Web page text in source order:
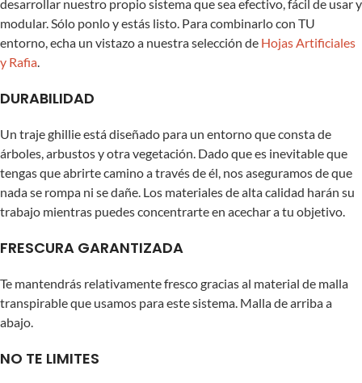
desarrollar nuestro propio sistema que sea efectivo, fácil de usar y
modular. Sólo ponlo y estás listo. Para combinarlo con TU
entorno, echa un vistazo a nuestra selección de Hojas Artificiales
y Rafia.
DURABILIDAD
Un traje ghillie está diseñado para un entorno que consta de
árboles, arbustos y otra vegetación. Dado que es inevitable que
tengas que abrirte camino a través de él, nos aseguramos de que
nada se rompa ni se dañe. Los materiales de alta calidad harán su
trabajo mientras puedes concentrarte en acechar a tu objetivo.
FRESCURA GARANTIZADA
Te mantendrás relativamente fresco gracias al material de malla
transpirable que usamos para este sistema. Malla de arriba a
abajo.
NO TE LIMITES